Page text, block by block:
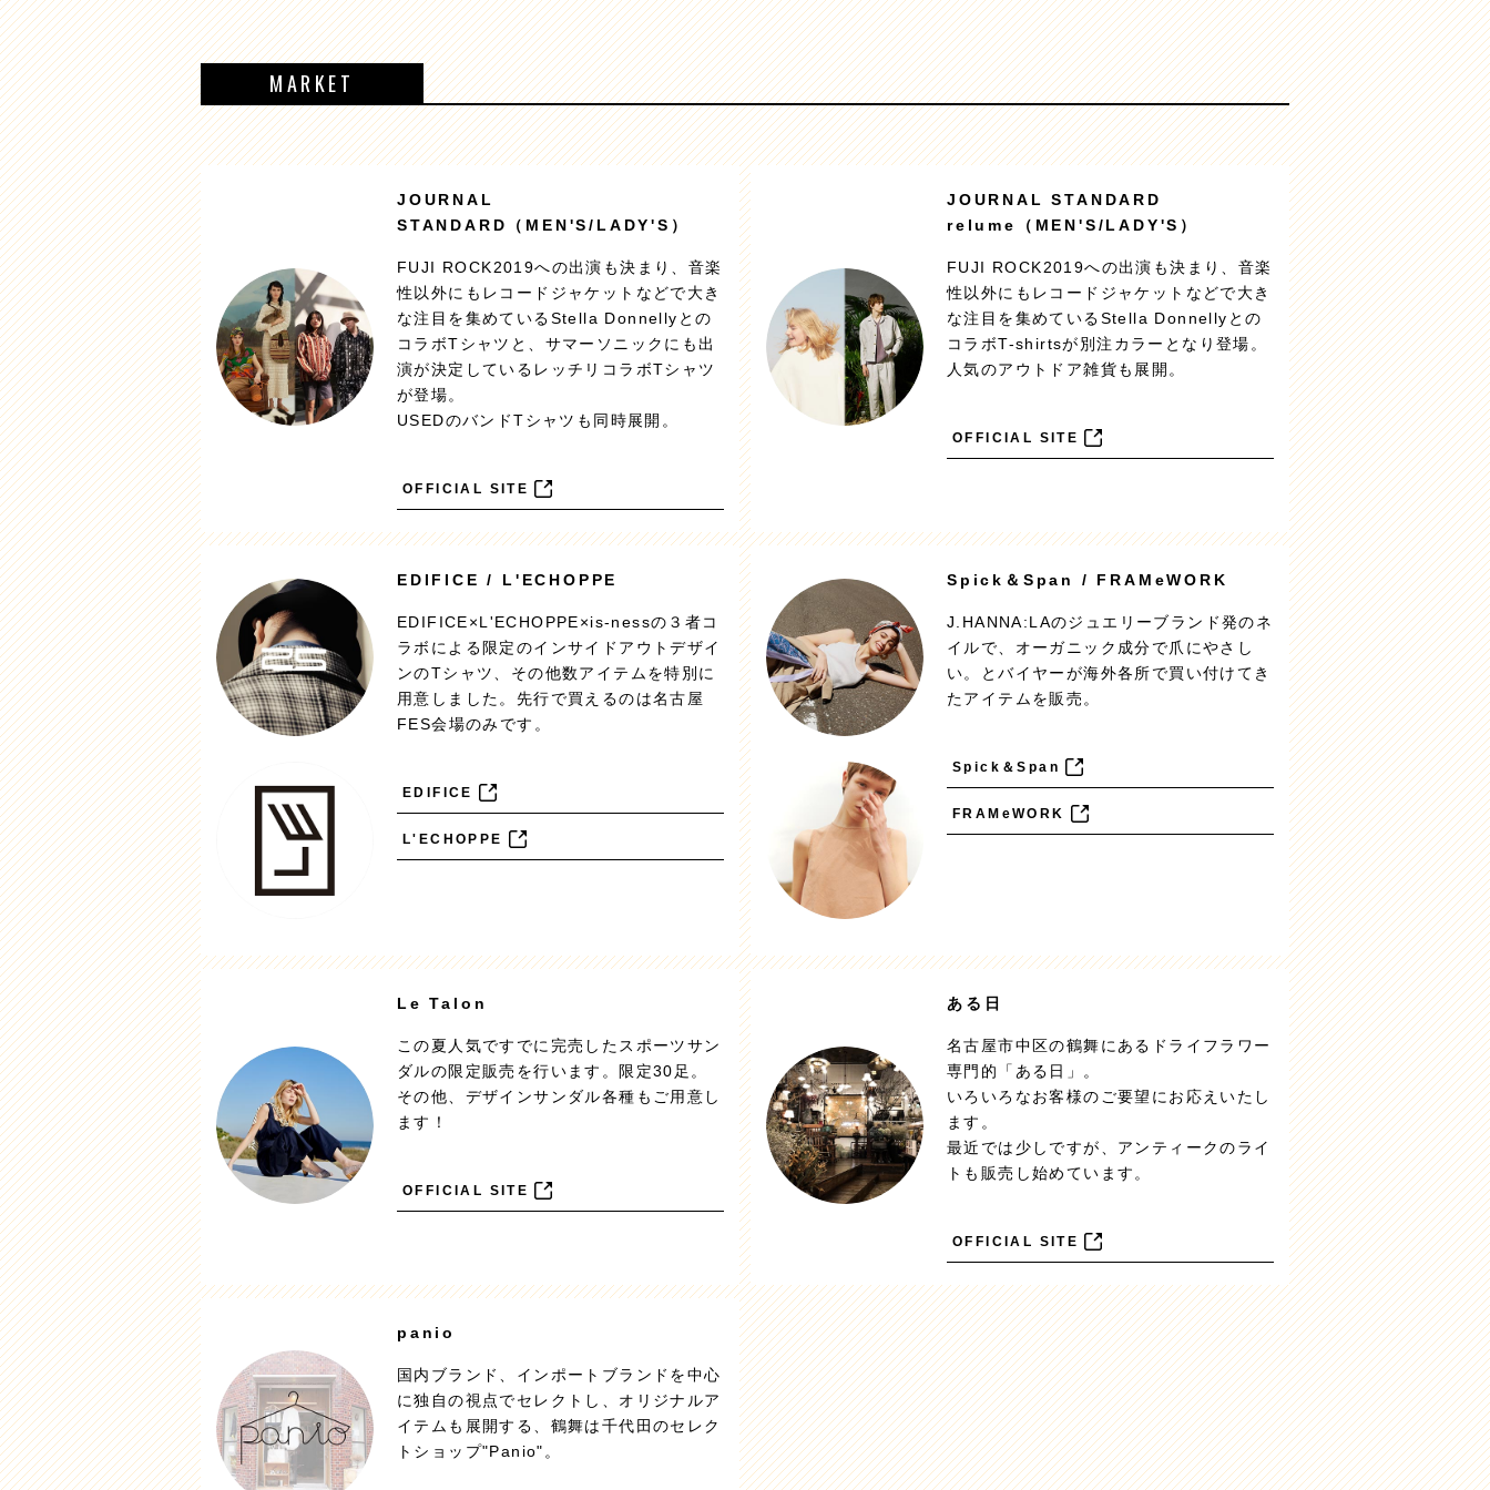
MARKET
JOURNAL
STANDARD（MEN'S/LADY'S）
FUJI ROCK2019への出演も決まり、音楽
性以外にもレコードジャケットなどで大き
な注目を集めているStella Donnellyとの
コラボTシャツと、サマーソニックにも出
演が決定しているレッチリコラボTシャツ
が登場。
USEDのバンドTシャツも同時展開。
OFFICIAL SITE
JOURNAL STANDARD
relume（MEN'S/LADY'S）
FUJI ROCK2019への出演も決まり、音楽
性以外にもレコードジャケットなどで大き
な注目を集めているStella Donnellyとの
コラボT-shirtsが別注カラーとなり登場。
人気のアウトドア雑貨も展開。
OFFICIAL SITE
EDIFICE / L'ECHOPPE
EDIFICE×L'ECHOPPE×is-nessの３者コ
ラボによる限定のインサイドアウトデザイ
ンのTシャツ、その他数アイテムを特別に
用意しました。先行で買えるのは名古屋
FES会場のみです。
EDIFICE
L'ECHOPPE
Spick＆Span / FRAMeWORK
J.HANNA:LAのジュエリーブランド発のネ
イルで、オーガニック成分で爪にやさし
い。とバイヤーが海外各所で買い付けてき
たアイテムを販売。
Spick＆Span
FRAMeWORK
Le Talon
この夏人気ですでに完売したスポーツサン
ダルの限定販売を行います。限定30足。
その他、デザインサンダル各種もご用意し
ます！
OFFICIAL SITE
ある日
名古屋市中区の鶴舞にあるドライフラワー
専門的「ある日」。
いろいろなお客様のご要望にお応えいたし
ます。
最近では少しですが、アンティークのライ
トも販売し始めています。
OFFICIAL SITE
panio
国内ブランド、インポートブランドを中心
に独自の視点でセレクトし、オリジナルア
イテムも展開する、鶴舞は千代田のセレク
トショップ"Panio"。